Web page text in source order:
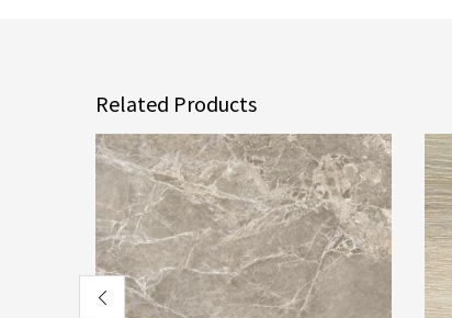
Related Products